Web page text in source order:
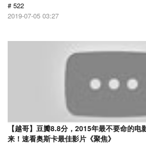
# 522
2019-07-05 03:27
【越哥】豆瓣8.8分，2015年最不要命的电
来！速看奥斯卡最佳影片《聚焦》